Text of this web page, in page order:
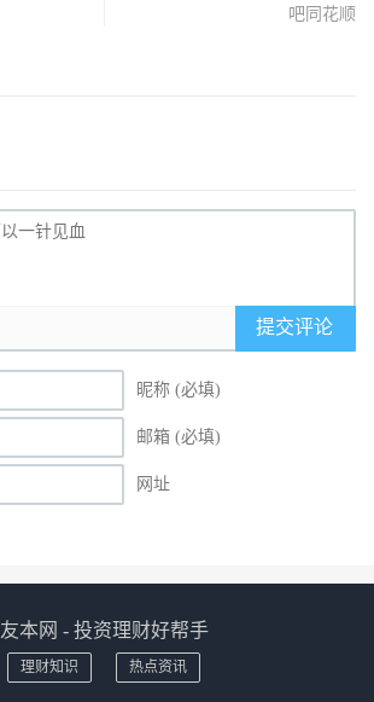
吧同花顺
提交评论
昵称 (必填)
邮箱 (必填)
网址
友本网 - 投资理财好帮手
理财知识 热点资讯